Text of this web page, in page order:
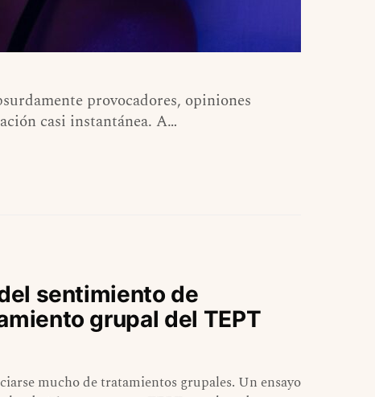
provocadores, opiniones
casi instantánea. A…
sentimiento de
grupal del TEPT
mucho de tratamientos grupales. Un ensayo